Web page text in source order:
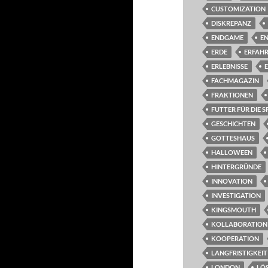
CUSTOMIZATION
DISKREPANZ
ENDGAME
ERDE
ERLEBNISSE
FACHMAGAZIN
FRAKTIONEN
FUTTER FÜR DIE
GESCHICHTEN
GOTTESHAUS
HALLOWEEN
HINTERGRÜNDE
INNOVATION
INVESTIGATION
KINGSMOUTH
KOLLABORATION
KOOPERATION
LANGFRISTIGKEIT